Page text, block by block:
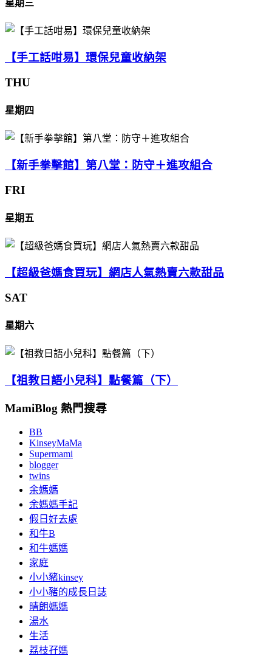
星期三
【手工話咁易】環保兒童收納架
THU
星期四
【新手拳擊館】第八堂：防守＋進攻組合
FRI
星期五
【超級爸媽食買玩】網店人氣熱賣六款甜品
SAT
星期六
【祖教日語小兒科】點餐篇（下）
MamiBlog 熱門搜尋
BB
KinseyMaMa
Supermami
blogger
twins
余媽媽
余媽媽手記
假日好去處
和牛B
和牛媽媽
家庭
小小豬kinsey
小小豬的成長日誌
晴朗媽媽
湯水
生活
荔枝孖媽